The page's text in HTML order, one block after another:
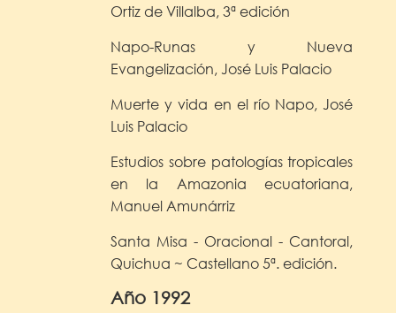
Ortiz de Villalba, 3ª edición
Napo-Runas y Nueva
Evangelización, José Luis Palacio
Muerte y vida en el río Napo, José
Luis Palacio
Estudios sobre patologías tropicales
en la Amazonia ecuatoriana,
Manuel Amunárriz
Santa Misa - Oracional - Cantoral,
Quichua ~ Castellano 5ª. edición.
Año 1992